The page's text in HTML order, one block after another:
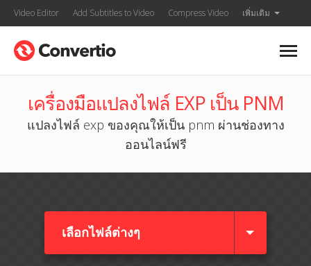
Video Editor Add Subtitles to Video Compress Video เพิ่มเติม
เครื่องมือแปลงไฟล์ EXP เป็น PNM
แปลงไฟล์ exp ของคุณให้เป็น pnm ผ่านช่องทาง
ออนไลน์ฟรี
เลือกไฟล์ต่างๆ​